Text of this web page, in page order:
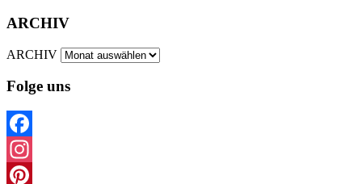
ARCHIV
ARCHIV
Folge uns
Facebook
Instagram